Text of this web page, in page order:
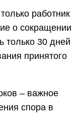
работник
о сокращении
только 30 дней
принятого
– важное
спора в